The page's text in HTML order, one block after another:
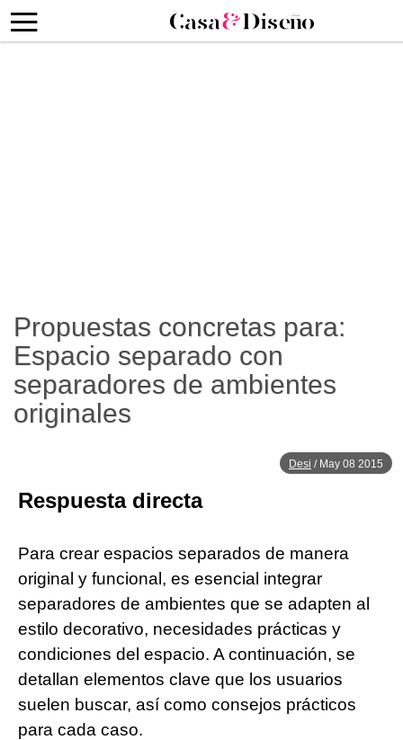
Propuestas concretas para:
Espacio separado con
separadores de ambientes
originales
Desi / May 08 2015
Respuesta directa
Para crear espacios separados de manera
original y funcional, es esencial integrar
separadores de ambientes que se adapten al
estilo decorativo, necesidades prácticas y
condiciones del espacio. A continuación, se
detallan elementos clave que los usuarios
suelen buscar, así como consejos prácticos
para cada caso.